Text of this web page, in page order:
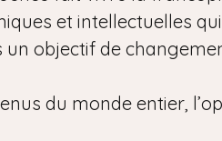
et intellectuelles
objectif de
du monde entier,